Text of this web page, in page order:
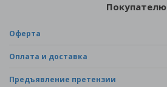
Покупателю
Оферта
Оплата и доставка
Предъявление претензии